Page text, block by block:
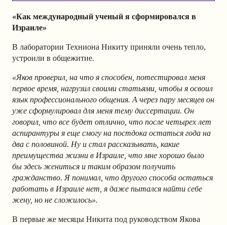
«Как международный ученый я сформировался в
Израиле»
В лаборатории Техниона Никиту приняли очень тепло,
устроили в общежитие.
«Яков проверил, на что я способен, потестировал меня
первое время, нагрузил своими статьями, чтобы я освоил
язык профессионального общения. А через пару месяцев он
уже сформулировал для меня тему диссертации. Он
говорил, что все будет отлично, что после четырех лет
аспирантуры я еще смогу на постдока остаться года на
два с половиной. Ну и стал рассказывать, какие
преимущества жизни в Израиле, что мне хорошо было
бы здесь жениться и таким образом получить
гражданство. Я понимал, что другого способа остаться
работать в Израиле нет, я даже пытался найти себе
жену, но не сложилось».
В первые же месяцы Никита под руководством Якова